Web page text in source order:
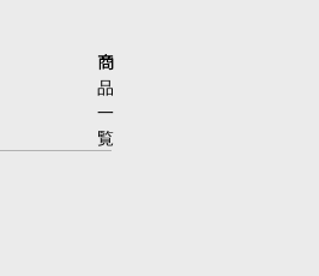
商
品
一
覧